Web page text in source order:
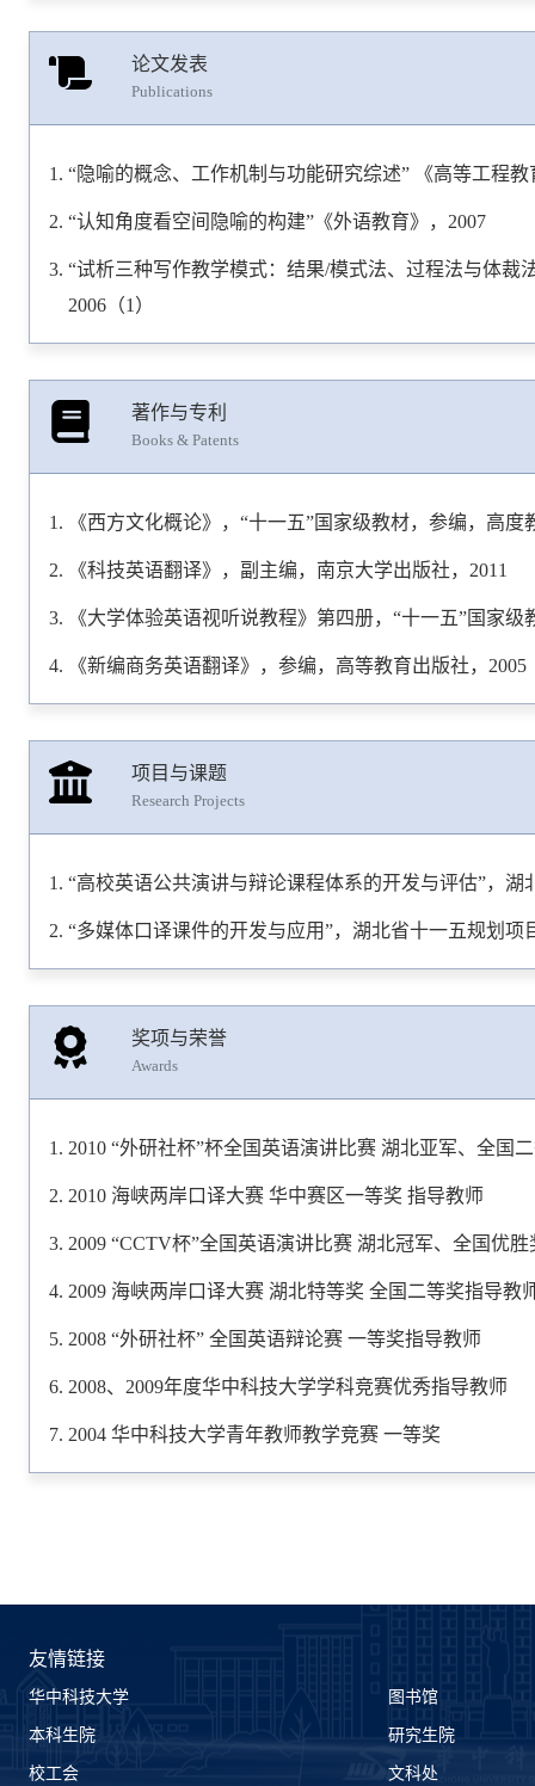
论文发表
Publications
“隐喻的概念、工作机制与功能研究综述” 《高等工程教
“认知角度看空间隐喻的构建”《外语教育》，2007
“试析三种写作教学模式：结果/模式法、过程法与体裁
2006（1）
著作与专利
Books & Patents
《西方文化概论》，“十一五”国家级教材，参编，高度
《科技英语翻译》，副主编，南京大学出版社，2011
《大学体验英语视听说教程》第四册，“十一五”国家
《新编商务英语翻译》，参编，高等教育出版社，2005
项目与课题
Research Projects
“高校英语公共演讲与辩论课程体系的开发与评估”，湖
“多媒体口译课件的开发与应用”，湖北省十一五规划项
奖项与荣誉
Awards
2010 “外研社杯”杯全国英语演讲比赛 湖北亚军、全国
2010 海峡两岸口译大赛 华中赛区一等奖 指导教师
2009 “CCTV杯”全国英语演讲比赛 湖北冠军、全国优
2009 海峡两岸口译大赛 湖北特等奖 全国二等奖指导教
2008 “外研社杯” 全国英语辩论赛 一等奖指导教师
2008、2009年度华中科技大学学科竞赛优秀指导教师
2004 华中科技大学青年教师教学竞赛 一等奖
友情链接
华中科技大学 图书馆
本科生院 研究生院
校工会 文科处